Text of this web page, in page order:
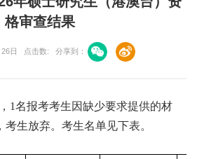
格审查结果
日 点击数: 分享到：
1名报考考生因缺少要求提供的材
生放弃。考生名单见下表。